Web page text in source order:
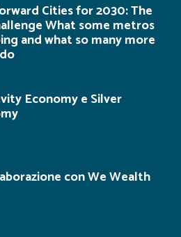
Cities for 2030: The
What some metros
and what so many more
Economy e Silver
con We Wealth